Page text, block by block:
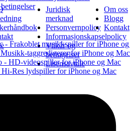
- Frakoblet musikkspiller for iPhone
taggredigerer for iPhone og Mac
- HD-videospiller for iPhone og Mac
Res lydspiller for iPhone og Mac
Juridisk
merknad
Personvernpolicy
Informasjonskapselpolicy
Vilkår og
betingelser
Lisensavtale
Om oss
Blogg
Kontakt